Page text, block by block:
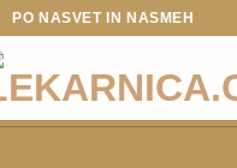
PO NASVET IN NASMEH